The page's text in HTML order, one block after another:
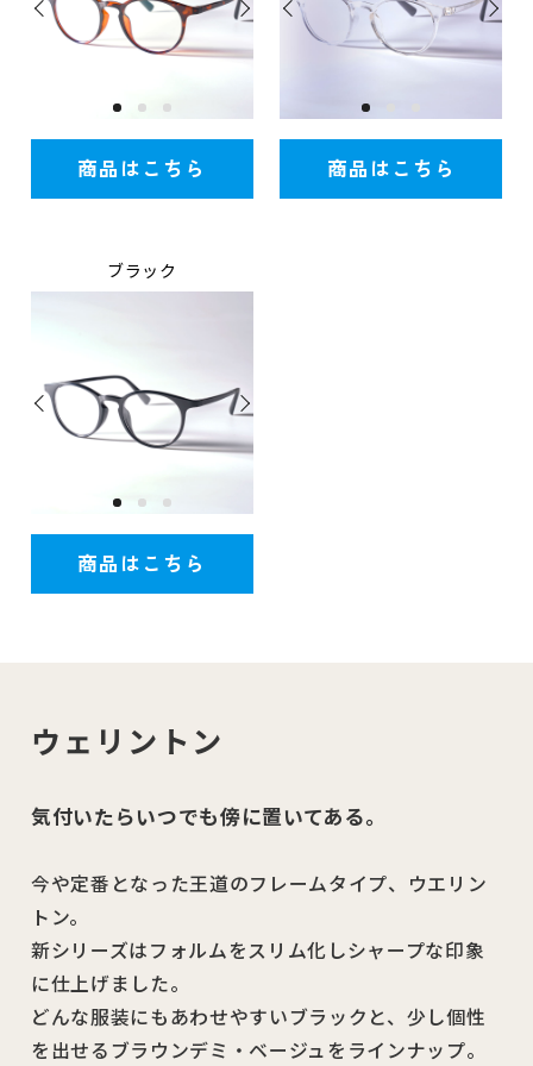
商品はこちら 商品はこちら
ブラック
商品はこちら
ウェリントン
気付いたらいつでも傍に置いてある。
今や定番となった王道のフレームタイプ、ウエリン
トン。
新シリーズはフォルムをスリム化しシャープな印象
に仕上げました。
どんな服装にもあわせやすいブラックと、少し個性
を出せるブラウンデミ・ベージュをラインナップ。